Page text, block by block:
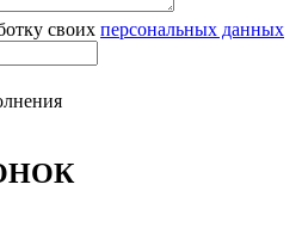
своих персональных данных